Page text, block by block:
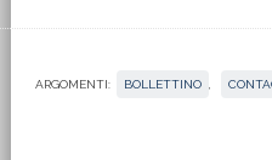
ARGOMENTI: BOLLETTINO